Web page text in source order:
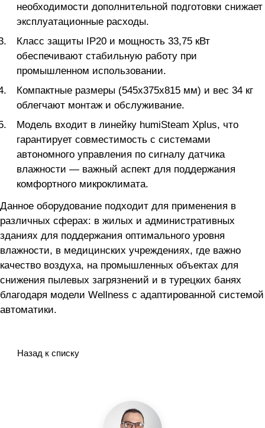
необходимости дополнительной подготовки снижает
эксплуатационные расходы.
Класс защиты IP20 и мощность 33,75 кВт
обеспечивают стабильную работу при
промышленном использовании.
Компактные размеры (545x375x815 мм) и вес 34 кг
облегчают монтаж и обслуживание.
Модель входит в линейку humiSteam Xplus, что
гарантирует совместимость с системами
автономного управления по сигналу датчика
влажности — важный аспект для поддержания
комфортного микроклимата.
Данное оборудование подходит для применения в
различных сферах: в жилых и административных
зданиях для поддержания оптимального уровня
влажности, в медицинских учреждениях, где важно
качество воздуха, на промышленных объектах для
снижения пылевых загрязнений и в турецких банях
благодаря модели Wellness с адаптированной системой
автоматики.
Назад к списку